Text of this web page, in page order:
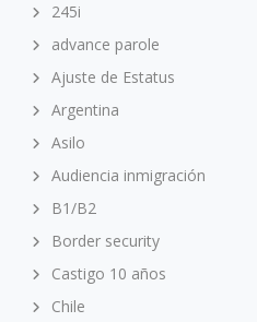
245i
advance parole
Ajuste de Estatus
Argentina
Asilo
Audiencia inmigración
B1/B2
Border security
Castigo 10 años
Chile